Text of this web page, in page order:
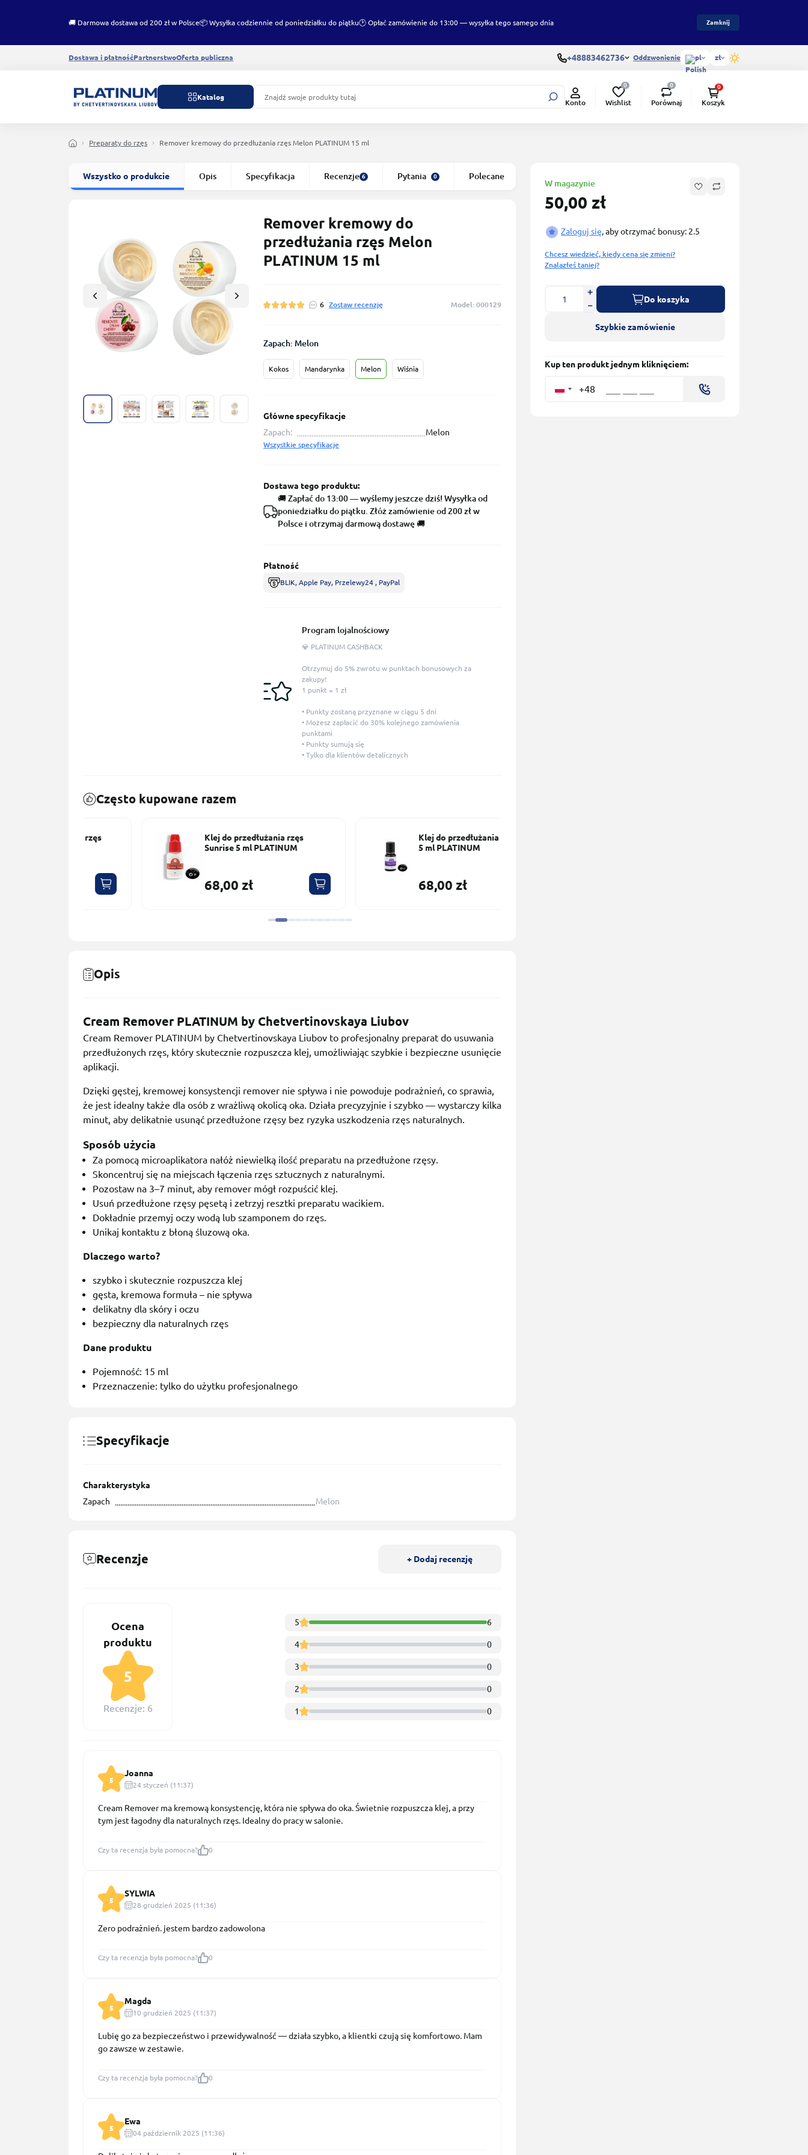
🚚 Darmowa dostawa od 200 zł w Polsce📦 Wysyłka codziennie od poniedziałku do piątku🕑 Opłać zamówienie do 13:00 — wysyłka tego samego dnia Zamknij
Dostawa i płatnośćPartnerstwoOferta publiczna +48883462736 Oddzwonienie pl zł
Katalog
Konto
0
Wishlist
0
Porównaj
0
Koszyk
Preparaty do rzęs Remover kremowy do przedłużania rzęs Melon PLATINUM 15 ml
Wszystko o produkcie Opis Specyfikacja Recenzje 6 Pytania 0 Polecane
Remover kremowy do
przedłużania rzęs Melon
PLATINUM 15 ml
6 Zostaw recenzję Model: 000129
W magazynie
50,00 zł
Zaloguj się, aby otrzymać bonusy: 2.5
Chcesz wiedzieć, kiedy cena się zmieni?
Znalazłeś taniej?
Do koszyka
Szybkie zamówienie
Kup ten produkt jednym kliknięciem:
+48
Zapach: Melon
Kokos Mandarynka Melon Wiśnia
Główne specyfikacje
Zapach:
Melon
Wszystkie specyfikacje
Dostawa tego produktu:
🚚 Zapłać do 13:00 — wyślemy jeszcze dziś! Wysyłka od
poniedziałku do piątku. Złóż zamówienie od 200 zł w
Polsce i otrzymaj darmową dostawę 🚚
Płatność
BLIK, Apple Pay, Przelewy24 , PayPal
Program lojalnościowy
💎 PLATINUM CASHBACK
Otrzymuj do 5% zwrotu w punktach bonusowych za
zakupy!
1 punkt = 1 zł
• Punkty zostaną przyznane w ciągu 5 dni
• Możesz zapłacić do 30% kolejnego zamówienia
punktami
• Punkty sumują się
• Tylko dla klientów detalicznych
Często kupowane razem
Klej do przedłużania rzęs
Sunrise 5 ml PLATINUM
68,00 zł
Klej do przedłużania rzęs Magic
5 ml PLATINUM
Opis
Cream Remover PLATINUM by Chetvertinovskaya Liubov
Cream Remover PLATINUM by Chetvertinovskaya Liubov to profesjonalny preparat do usuwania
przedłużonych rzęs, który skutecznie rozpuszcza klej, umożliwiając szybkie i bezpieczne usunięcie
aplikacji.
Dzięki gęstej, kremowej konsystencji remover nie spływa i nie powoduje podrażnień, co sprawia,
że jest idealny także dla osób z wrażliwą okolicą oka. Działa precyzyjnie i szybko — wystarczy kilka
minut, aby delikatnie usunąć przedłużone rzęsy bez ryzyka uszkodzenia rzęs naturalnych.
Sposób użycia
Za pomocą microaplikatora nałóż niewielką ilość preparatu na przedłużone rzęsy.
Skoncentruj się na miejscach łączenia rzęs sztucznych z naturalnymi.
Pozostaw na 3–7 minut, aby remover mógł rozpuścić klej.
Usuń przedłużone rzęsy pęsetą i zetrzyj resztki preparatu wacikiem.
Dokładnie przemyj oczy wodą lub szamponem do rzęs.
Unikaj kontaktu z błoną śluzową oka.
Dlaczego warto?
szybko i skutecznie rozpuszcza klej
gęsta, kremowa formuła – nie spływa
delikatny dla skóry i oczu
bezpieczny dla naturalnych rzęs
Dane produktu
Pojemność: 15 ml
Przeznaczenie: tylko do użytku profesjonalnego
Specyfikacje
Charakterystyka
Zapach
Melon
Recenzje + Dodaj recenzję
Ocena
produktu
5
Recenzje: 6
5 6
4 0
3 0
2 0
1 0
5
Joanna
24 styczeń (11:37)
Cream Remover ma kremową konsystencję, która nie spływa do oka. Świetnie rozpuszcza klej, a przy
tym jest łagodny dla naturalnych rzęs. Idealny do pracy w salonie.
Czy ta recenzja była pomocna? 0
5
SYLWIA
28 grudzień 2025 (11:36)
Zero podrażnień. jestem bardzo zadowolona
Czy ta recenzja była pomocna? 0
5
Magda
10 grudzień 2025 (11:37)
Lubię go za bezpieczeństwo i przewidywalność — działa szybko, a klientki czują się komfortowo. Mam
go zawsze w zestawie.
Czy ta recenzja była pomocna? 0
5
Ewa
04 październik 2025 (11:36)